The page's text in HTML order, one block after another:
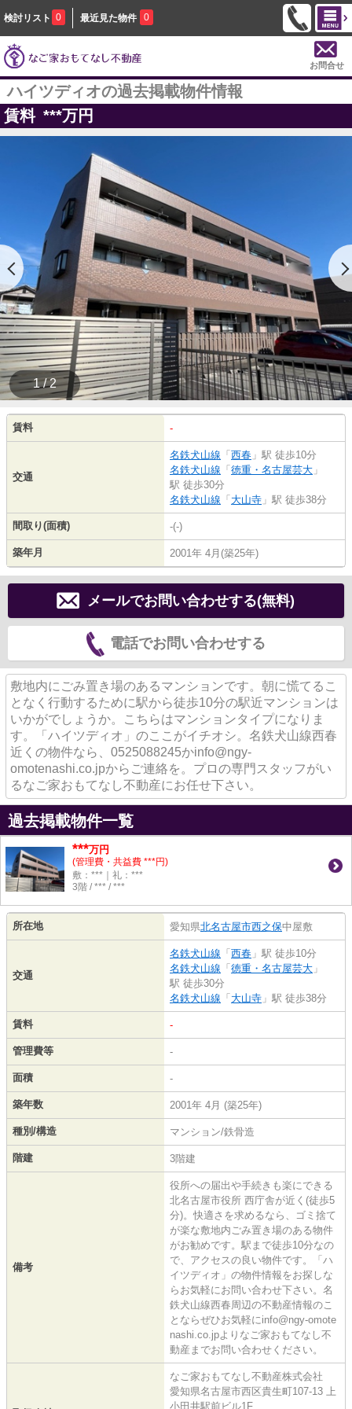
検討リスト 0 最近見た物件 0
お問合せ
ハイツディオの過去掲載物件情報
賃料 ***万円
1 / 2
賃料 -
交通
名鉄犬山線 「 西春 」駅 徒歩10分
名鉄犬山線 「 徳重・名古屋芸大 」
駅 徒歩30分
名鉄犬山線 「 大山寺 」駅 徒歩38分
間取り(面積) -(-)
築年月 2001年 4月(築25年)
メールでお問い合わせする(無料)
電話でお問い合わせする
敷地内にごみ置き場のあるマンションです。朝に慌てるこ
となく行動するために駅から徒歩10分の駅近マンションは
いかがでしょうか。こちらはマンションタイプになりま
す。「ハイツディオ」のここがイチオシ。名鉄犬山線西春
近くの物件なら、0525088245かinfo@ngy-
omotenashi.co.jpからご連絡を。プロの専門スタッフがい
るなご家おもてなし不動産にお任せ下さい。
過去掲載物件一覧
***万円
(管理費・共益費 ***円)
敷：***｜礼：***
3階 / *** / ***
所在地 愛知県北名古屋市西之保中屋敷
交通
名鉄犬山線 「 西春 」駅 徒歩10分
名鉄犬山線 「 徳重・名古屋芸大 」
駅 徒歩30分
名鉄犬山線 「 大山寺 」駅 徒歩38分
賃料 -
管理費等 -
面積 -
築年数 2001年 4月 (築25年)
種別/構造 マンション/鉄骨造
階建 3階建
備考
役所への届出や手続きも楽にできる
北名古屋市役所 西庁舎が近く(徒歩5
分)。快適さを求めるなら、ゴミ捨て
が楽な敷地内ごみ置き場のある物件
がお勧めです。駅まで徒歩10分なの
で、アクセスの良い物件です。「ハ
イツディオ」の物件情報をお探しな
らお気軽にお問い合わせ下さい。名
鉄犬山線西春周辺の不動産情報のこ
とならぜひお気軽にinfo@ngy-omote
nashi.co.jpよりなご家おもてなし不
動産までお問い合わせください。
なご家おもてなし不動産株式会社
愛知県名古屋市西区貴生町107-13 上
小田井駅前ビル1F